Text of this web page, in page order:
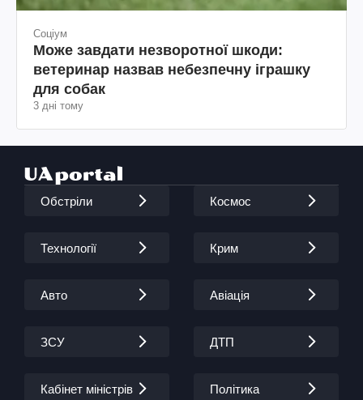
Соціум
Може завдати незворотної шкоди:
ветеринар назвав небезпечну іграшку
для собак
3 дні тому
Обстріли Космос
Технології Крим
Авто Авіація
ЗСУ ДТП
Кабінет міністрів Політика